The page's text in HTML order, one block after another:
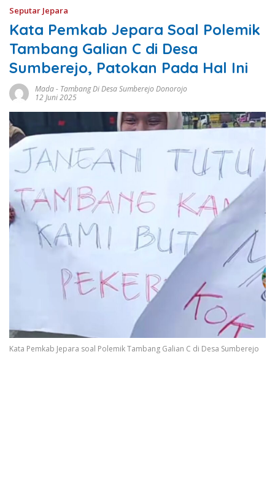
Seputar Jepara
Kata Pemkab Jepara Soal Polemik
Tambang Galian C di Desa
Sumberejo, Patokan Pada Hal Ini
Mada- Tambang Di Desa Sumberejo Donorojo
12 Juni 2025
Kata Pemkab Jepara soal Polemik Tambang Galian C di Desa Sumberejo